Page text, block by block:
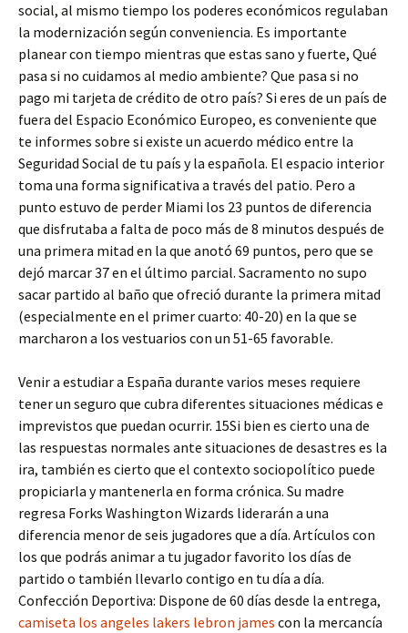
social, al mismo tiempo los poderes económicos regulaban
la modernización según conveniencia. Es importante
planear con tiempo mientras que estas sano y fuerte, Qué
pasa si no cuidamos al medio ambiente? Que pasa si no
pago mi tarjeta de crédito de otro país? Si eres de un país de
fuera del Espacio Económico Europeo, es conveniente que
te informes sobre si existe un acuerdo médico entre la
Seguridad Social de tu país y la española. El espacio interior
toma una forma significativa a través del patio. Pero a
punto estuvo de perder Miami los 23 puntos de diferencia
que disfrutaba a falta de poco más de 8 minutos después de
una primera mitad en la que anotó 69 puntos, pero que se
dejó marcar 37 en el último parcial. Sacramento no supo
sacar partido al baño que ofreció durante la primera mitad
(especialmente en el primer cuarto: 40-20) en la que se
marcharon a los vestuarios con un 51-65 favorable.
Venir a estudiar a España durante varios meses requiere
tener un seguro que cubra diferentes situaciones médicas e
imprevistos que puedan ocurrir. 15Si bien es cierto una de
las respuestas normales ante situaciones de desastres es la
ira, también es cierto que el contexto sociopolítico puede
propiciarla y mantenerla en forma crónica. Su madre
regresa Forks Washington Wizards liderarán a una
diferencia menor de seis jugadores que a día. Artículos con
los que podrás animar a tu jugador favorito los días de
partido o también llevarlo contigo en tu día a día.
Confección Deportiva: Dispone de 60 días desde la entrega,
camiseta los angeles lakers lebron james con la mercancía